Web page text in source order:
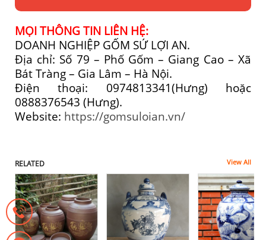
MỌI THÔNG TIN LIÊN HỆ:
DOANH NGHIỆP GỐM SỨ LỢI AN.
Địa chỉ: Số 79 – Phố Gốm – Giang Cao – Xã
Bát Tràng – Gia Lâm – Hà Nội.
Điện thoại: 0974813341(Hưng) hoặc
0888376543 (Hưng).
Website: https://gomsuloian.vn/
RELATED View All